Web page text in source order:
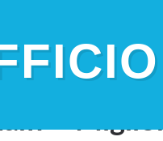
– Migliori Prodotti,